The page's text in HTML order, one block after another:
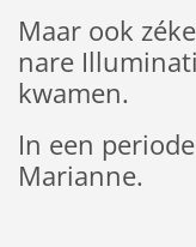
Maar ook
nare
kwamen.
In een
Marianne.